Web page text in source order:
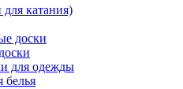
катания)
доски
для одежды